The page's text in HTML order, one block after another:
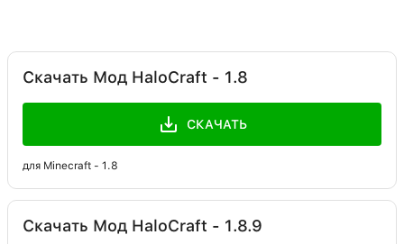
Скачать Мод HaloCraft - 1.8
СКАЧАТЬ
для Minecraft - 1.8
Скачать Мод HaloCraft - 1.8.9